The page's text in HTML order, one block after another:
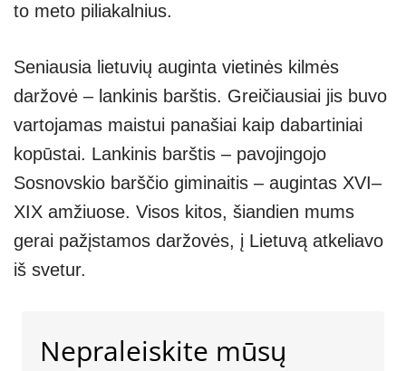
to meto piliakalnius.
Seniausia lietuvių auginta vietinės kilmės
daržovė – lankinis barštis. Greičiausiai jis buvo
vartojamas maistui panašiai kaip dabartiniai
kopūstai. Lankinis barštis – pavojingojo
Sosnovskio barščio giminaitis – augintas XVI–
XIX amžiuose. Visos kitos, šiandien mums
gerai pažįstamos daržovės, į Lietuvą atkeliavo
iš svetur.
Nepraleiskite mūsų